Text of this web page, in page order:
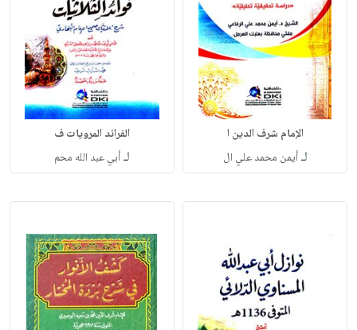
الإمام شرف الدين ا
لـأيمن محمد علي ال
الفرائد المرويات ف
لـأبي عبد الله محم